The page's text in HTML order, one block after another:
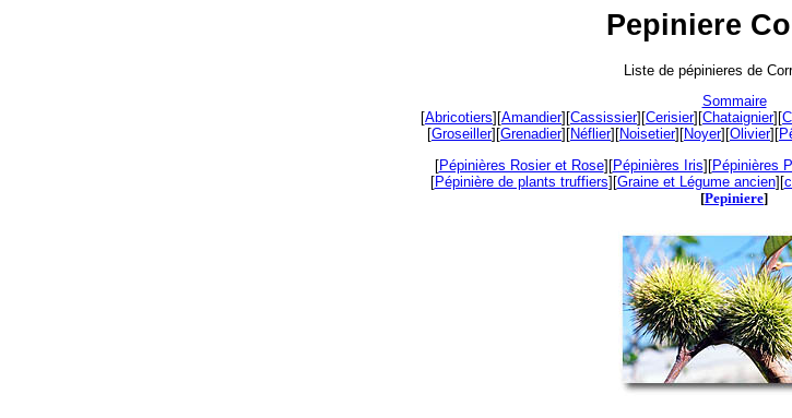
Pepiniere
Liste de pépinieres de
Sommaire
[Abricotiers][Amandier][Cassissier][Cerisier][Chataignier][
[Groseiller][Grenadier][Néflier][Noisetier][Noyer][Olivier][
[Pépinières Rosier et Rose][Pépinières Iris][Pépinières
[Pépinière de plants truffiers][Graine et Légume ancien][
[Pepiniere]